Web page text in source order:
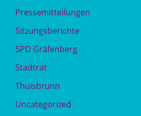
Pressemitteilungen
Sitzungsberichte
SPD Gräfenberg
Stadtrat
Thuisbrunn
Uncategorized